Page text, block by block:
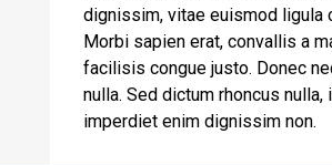
dignissim, vitae euismod ligula
Morbi sapien erat, convallis a
facilisis congue justo. Donec
nulla. Sed dictum rhoncus nulla,
imperdiet enim dignissim non.